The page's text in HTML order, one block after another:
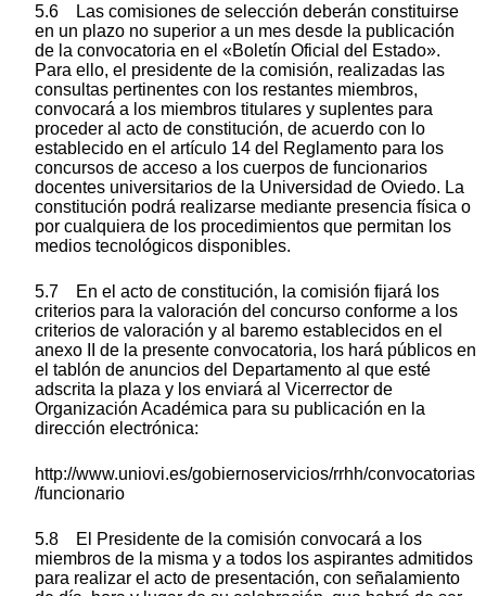
5.6 Las comisiones de selección deberán constituirse
en un plazo no superior a un mes desde la publicación
de la convocatoria en el «Boletín Oficial del Estado».
Para ello, el presidente de la comisión, realizadas las
consultas pertinentes con los restantes miembros,
convocará a los miembros titulares y suplentes para
proceder al acto de constitución, de acuerdo con lo
establecido en el artículo 14 del Reglamento para los
concursos de acceso a los cuerpos de funcionarios
docentes universitarios de la Universidad de Oviedo. La
constitución podrá realizarse mediante presencia física o
por cualquiera de los procedimientos que permitan los
medios tecnológicos disponibles.
5.7 En el acto de constitución, la comisión fijará los
criterios para la valoración del concurso conforme a los
criterios de valoración y al baremo establecidos en el
anexo II de la presente convocatoria, los hará públicos en
el tablón de anuncios del Departamento al que esté
adscrita la plaza y los enviará al Vicerrector de
Organización Académica para su publicación en la
dirección electrónica:
http://www.uniovi.es/gobiernoservicios/rrhh/convocatorias
/funcionario
5.8 El Presidente de la comisión convocará a los
miembros de la misma y a todos los aspirantes admitidos
para realizar el acto de presentación, con señalamiento